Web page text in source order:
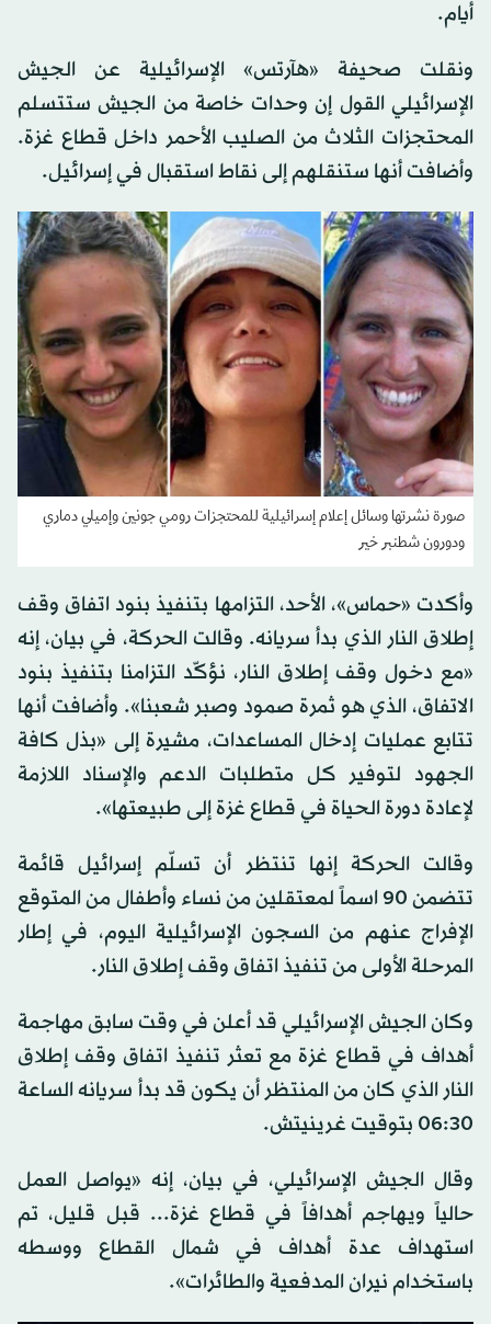
أيام.
ونقلت صحيفة «هآرتس» الإسرائيلية عن الجيش
الإسرائيلي القول إن وحدات خاصة من الجيش ستتسلم
المحتجزات الثلاث من الصليب الأحمر داخل قطاع غزة.
وأضافت أنها ستنقلهم إلى نقاط استقبال في إسرائيل.
صورة نشرتها وسائل إعلام إسرائيلية للمحتجزات رومي جونين وإميلي دماري
ودورون شطنبر خير
وأكدت «حماس»، الأحد، التزامها بتنفيذ بنود اتفاق وقف
إطلاق النار الذي بدأ سريانه. وقالت الحركة، في بيان، إنه
«مع دخول وقف إطلاق النار، نؤكّد التزامنا بتنفيذ بنود
الاتفاق، الذي هو ثمرة صمود وصبر شعبنا». وأضافت أنها
تتابع عمليات إدخال المساعدات، مشيرة إلى «بذل كافة
الجهود لتوفير كل متطلبات الدعم والإسناد اللازمة
لإعادة دورة الحياة في قطاع غزة إلى طبيعتها».
وقالت الحركة إنها تنتظر أن تسلّم إسرائيل قائمة
تتضمن 90 اسماً لمعتقلين من نساء وأطفال من المتوقع
الإفراج عنهم من السجون الإسرائيلية اليوم، في إطار
المرحلة الأولى من تنفيذ اتفاق وقف إطلاق النار.
وكان الجيش الإسرائيلي قد أعلن في وقت سابق مهاجمة
أهداف في قطاع غزة مع تعثر تنفيذ اتفاق وقف إطلاق
النار الذي كان من المنتظر أن يكون قد بدأ سريانه الساعة
06:30 بتوقيت غرينيتش.
وقال الجيش الإسرائيلي، في بيان، إنه «يواصل العمل
حالياً ويهاجم أهدافاً في قطاع غزة... قبل قليل، تم
استهداف عدة أهداف في شمال القطاع ووسطه
باستخدام نيران المدفعية والطائرات».